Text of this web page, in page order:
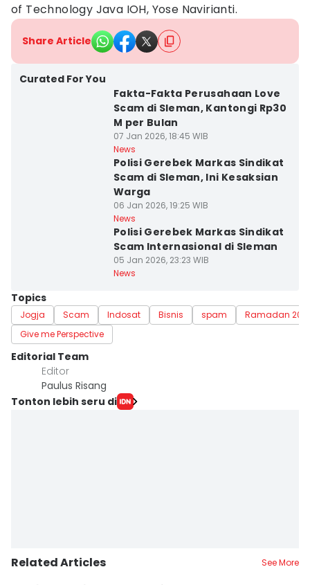
of Technology Java IOH, Yose Navirianti.
Share Article
Curated For You
Fakta-Fakta Perusahaan Love
Scam di Sleman, Kantongi Rp30
M per Bulan
07 Jan 2026, 18:45 WIB
News
Polisi Gerebek Markas Sindikat
Scam di Sleman, Ini Kesaksian
Warga
06 Jan 2026, 19:25 WIB
News
Polisi Gerebek Markas Sindikat
Scam Internasional di Sleman
05 Jan 2026, 23:23 WIB
News
Topics
Jogja Scam Indosat Bisnis spam
Ramadan
Give me Perspective
Editorial Team
Editor
Paulus Risang
Tonton lebih seru di
Related Articles See More